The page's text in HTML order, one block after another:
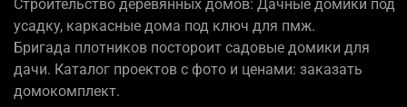
Строительство деревянных домов: Дачные домики под
усадку, каркасные дома под ключ для пмж.
Бригада плотников постороит садовые домики для
дачи. Каталог проектов с фото и ценами: заказать
домокомплект.